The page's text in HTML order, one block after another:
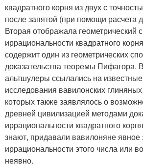
квадратного корня из двух с
после запятой (при помощи расчета
Вторая отображала геометрический
иррациональности квадратного
содержит один из геометрических
доказательства теоремы Пифагора.
альтшулеры ссылались на
исследования вавилонских глиняных
которых также заявлялось о
древней цивилизацией методами
иррациональности квадратного
знают, придавали вавилоняне явное
иррациональности этого числа или
неявно.